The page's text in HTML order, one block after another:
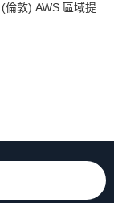
倫敦) AWS 區域提